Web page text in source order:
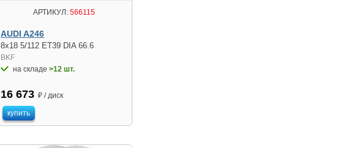
АРТИКУЛ:566115
AUDI A246
8x18 5/112 ET39 DIA 66.6
BKF
на складе>12 шт.
16 673 ₽ / диск
купить